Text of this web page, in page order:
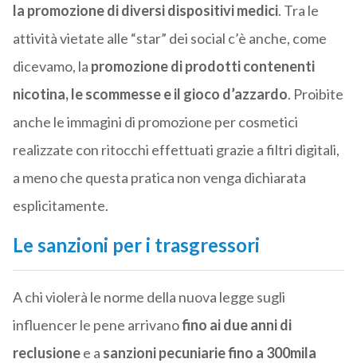
la promozione di diversi dispositivi medici. Tra le
attività vietate alle “star” dei social c’è anche, come
dicevamo, la promozione di prodotti contenenti
nicotina, le scommesse e il gioco d’azzardo. Proibite
anche le immagini di promozione per cosmetici
realizzate con ritocchi effettuati grazie a filtri digitali,
a meno che questa pratica non venga dichiarata
esplicitamente.
Le sanzioni per i trasgressori
A chi violerà le norme della nuova legge sugli
influencer le pene arrivanofino ai due anni di
reclusionee a sanzioni pecuniarie fino a 300mila